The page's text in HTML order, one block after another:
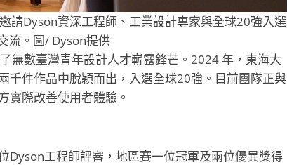
請Dyson資深工程師、工業設計專家與全球20強入選
流。圖/ Dyson提供
無數臺灣青年設計人才嶄露鋒芒。2024 年，東海大
千件作品中脫穎而出，入選全球20強。目前團隊正與
實際改善使用者體驗。
Dyson工程師評審，地區賽一位冠軍及兩位優異獎得